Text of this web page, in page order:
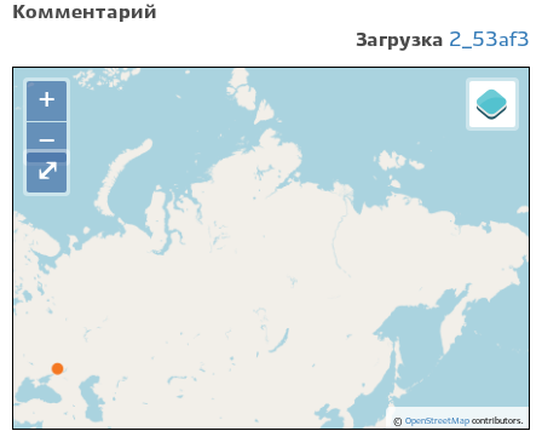
Комментарий
Загрузка 2_53af3
+
−
© OpenStreetMapcontributors.
⤢